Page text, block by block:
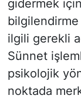
gidermek
bilgilendirme
ilgili gerekli
Sünnet
psikolojik
noktada